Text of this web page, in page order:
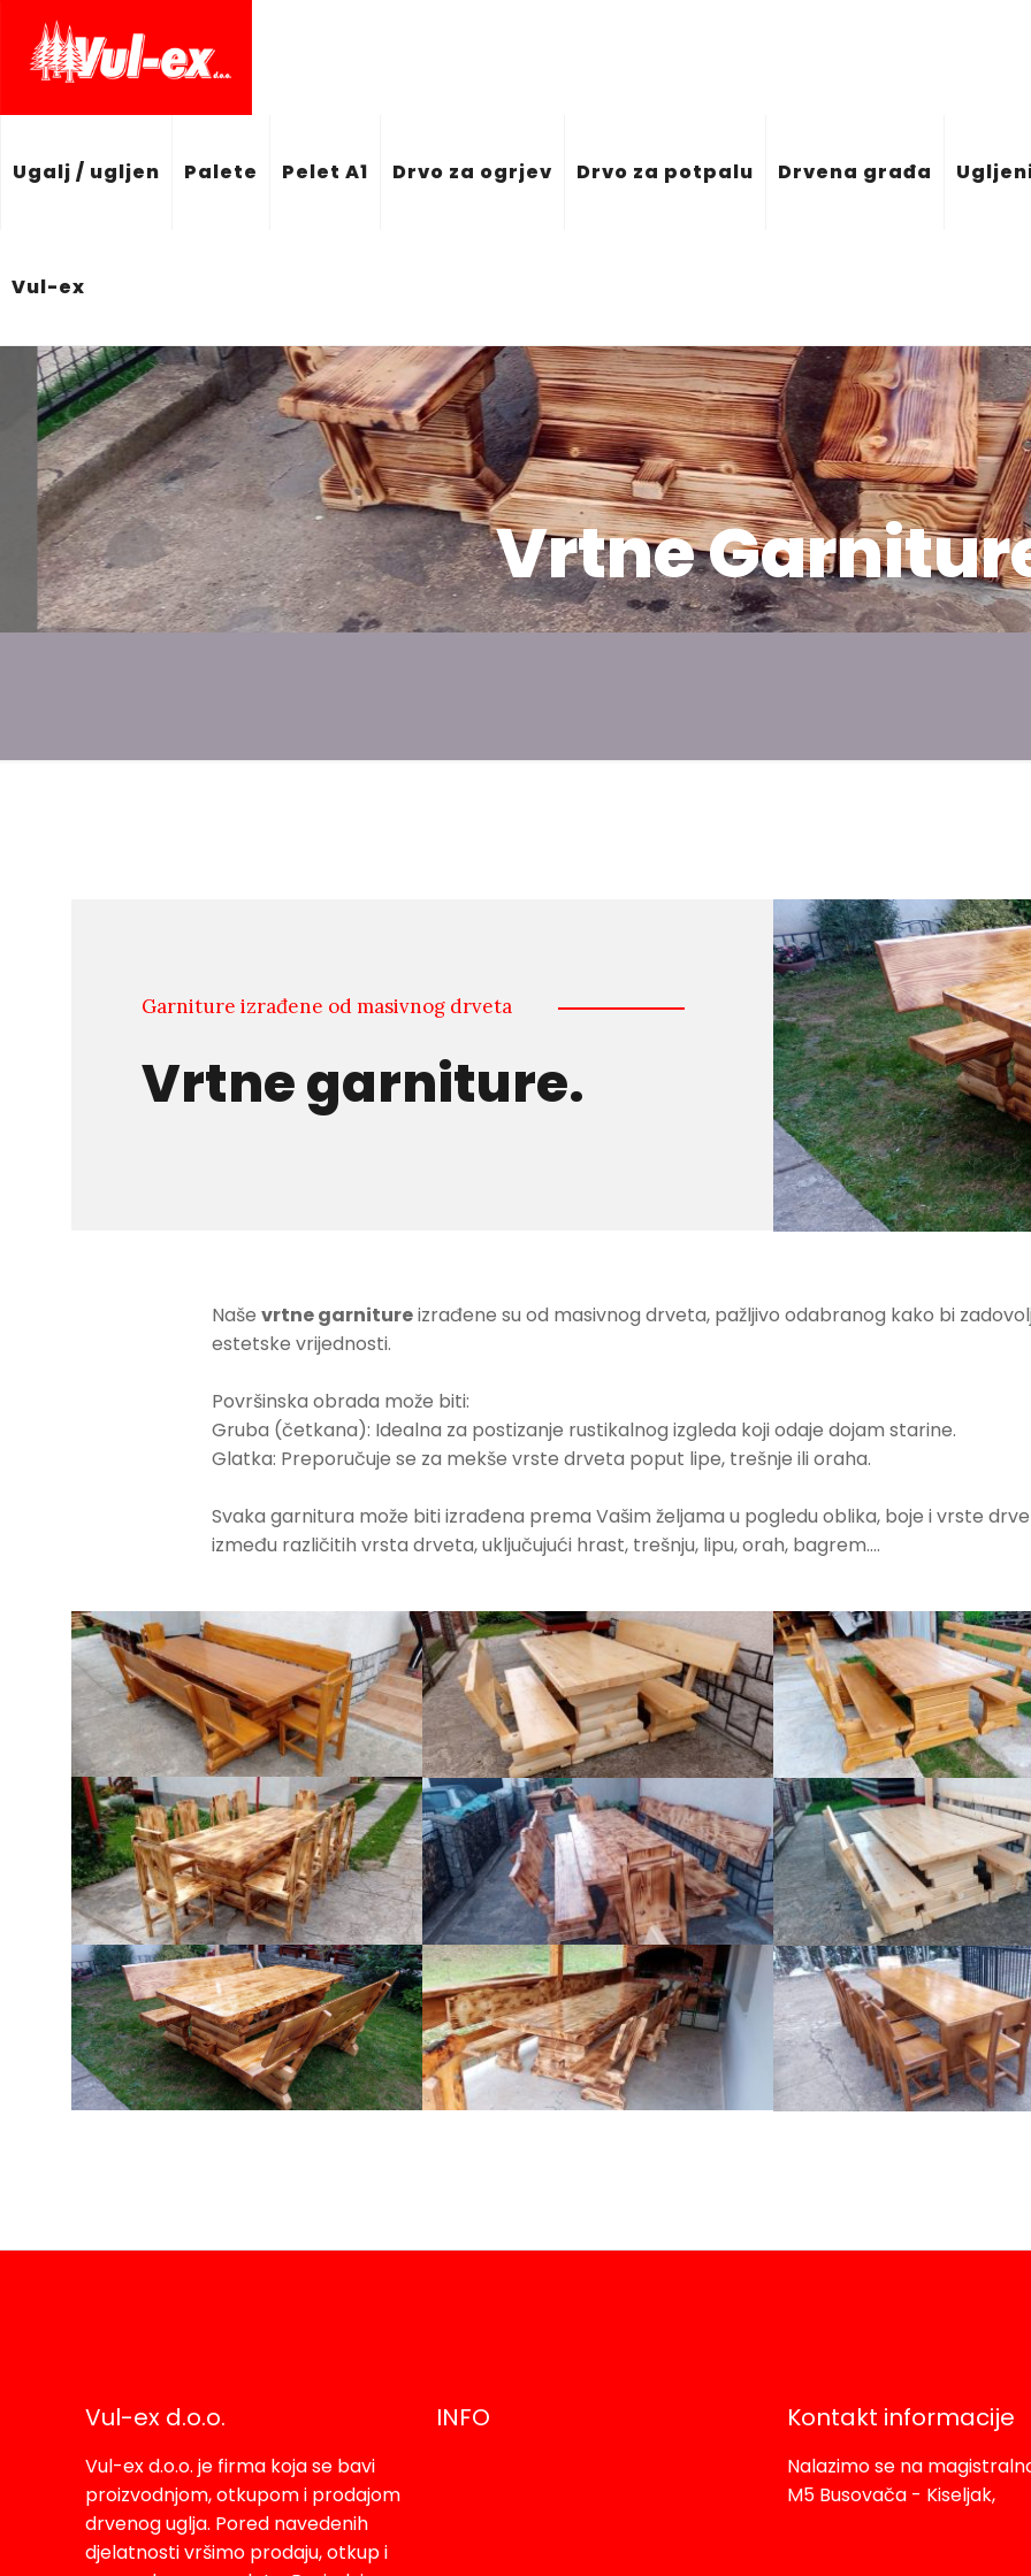
Ugalj / ugljen Palete Pelet A1 Drvo za ogrjev Drvo za potpalu Drvena građa
Vul-ex
Vrtne
Garniture izrađene od masivnog drveta
Vrtne garniture.
Naše vrtne garnitureizrađene su od masivnog drveta, pažljivo odabranog kako bi
estetske vrijednosti.
Površinska obrada može biti:
Gruba (četkana): Idealna za postizanje rustikalnog izgleda koji odaje dojam starine.
Glatka: Preporučuje se za mekše vrste drveta poput lipe, trešnje ili oraha.
Svaka garnitura može biti izrađena prema Vašim željama u pogledu oblika, boje i vrste
između različitih vrsta drveta, uključujući hrast, trešnju, lipu, orah, bagrem....
Vul-ex d.o.o.
Vul-ex d.o.o. je firma koja se bavi
proizvodnjom, otkupom i prodajom
drvenog uglja. Pored navedenih
djelatnosti vršimo prodaju, otkup i
INFO Kontakt informacije
Nalazimo se na
M5 Busovača - Kiseljak,